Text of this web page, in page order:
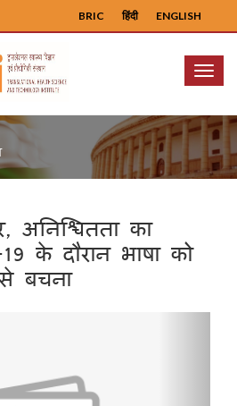
ENGLISH
हिंदी
BRIC
Menu
अनिश्चितता का
के दौरान भाषा को
बचना